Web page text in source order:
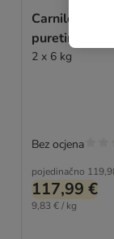
Carnilove
puretina
2 x 6 kg
pojedinačno
117,99 €
9,83 € / kg
Bez ocjena